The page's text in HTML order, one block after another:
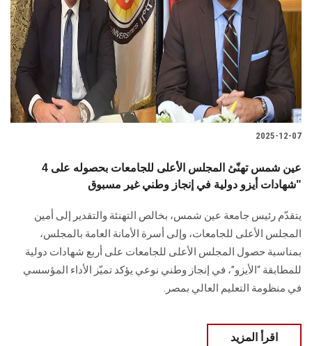
الطلاب
هيئة التدريس
الدراسات العليا
الزائـرون
سجل الان
2025-12-07
عين شمس تهنّئ المجلس الأعلى للجامعات بحصوله على 4
شهادات أيزو دولية في إنجاز وطني غير مسبوق"
يتقدّم رئيس جامعة عين شمس، بخالص التهنئة والتقدير إلى أمين
المجلس الأعلى للجامعات، وإلى أسرة الأمانة العامة بالمجلس،
بمناسبة حصول المجلس الأعلى للجامعات على أربع شهادات دولية
للمطابقة “الأيزو”، في إنجاز وطني نوعي يؤكد تميّز الأداء المؤسسي
في منظومة التعليم العالي بمصر.
اقرأ المزيد